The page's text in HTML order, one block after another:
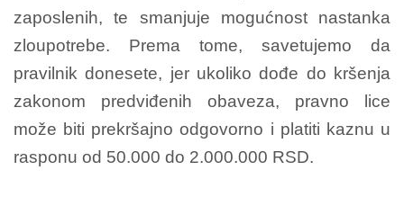
zaposlenih, te smanjuje mogućnost nastanka
zloupotrebe. Prema tome, savetujemo da
pravilnik donesete, jer ukoliko dođe do kršenja
zakonom predviđenih obaveza, pravno lice
može biti prekršajno odgovorno i platiti kaznu u
rasponu od 50.000 do 2.000.000 RSD.